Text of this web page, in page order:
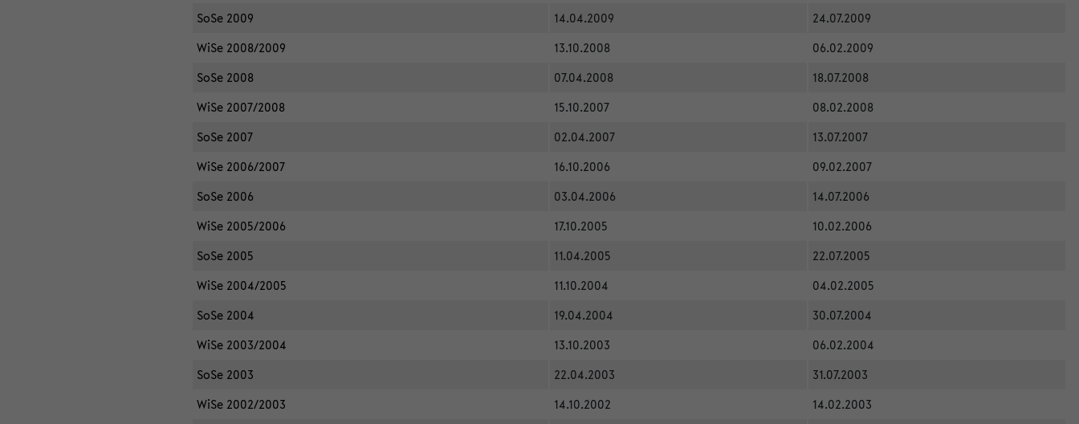
SoSe 2009
14.04.2009
24.07.2009
WiSe 2008/2009
13.10.2008
06.02.2009
SoSe 2008
07.04.2008
18.07.2008
WiSe 2007/2008
15.10.2007
08.02.2008
SoSe 2007
02.04.2007
13.07.2007
WiSe 2006/2007
16.10.2006
09.02.2007
SoSe 2006
03.04.2006
14.07.2006
WiSe 2005/2006
17.10.2005
10.02.2006
SoSe 2005
11.04.2005
22.07.2005
WiSe 2004/2005
11.10.2004
04.02.2005
SoSe 2004
19.04.2004
30.07.2004
WiSe 2003/2004
13.10.2003
06.02.2004
SoSe 2003
22.04.2003
31.07.2003
WiSe 2002/2003
14.10.2002
14.02.2003